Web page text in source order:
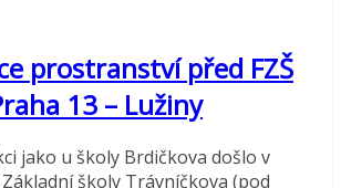
prostranství před FZŠ
13 – Lužiny
jako u školy Brdičkova došlo v
školy Trávníčkova (pod